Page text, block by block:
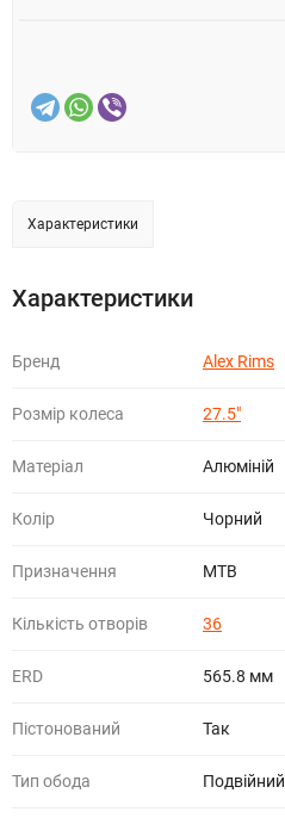
Характеристики
Характеристики
Бренд Alex Rims
Розмір колеса 27.5"
Матеріал Алюміній
Колір Чорний
Призначення МТВ
Кількість отворів 36
ERD 565.8 мм
Пістонований Так
Тип обода Подвійний